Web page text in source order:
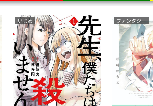
復讐 サスペンス